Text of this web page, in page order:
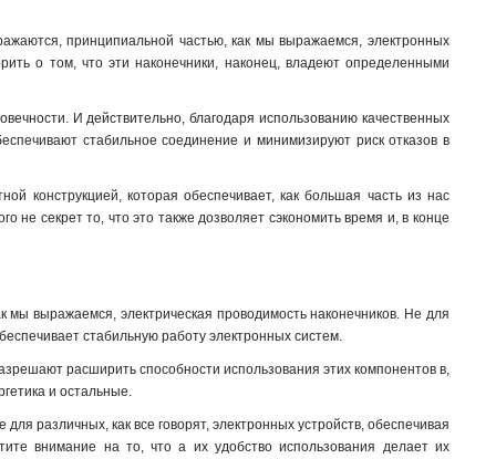
принципиальной частью, как мы выражаемся, электронных
о том, что эти наконечники, наконец, владеют определенными
И действительно, благодаря использованию качественных
стабильное соединение и минимизируют риск отказов в
конструкцией, которая обеспечивает, как большая часть из нас
не секрет то, что это также дозволяет сэкономить время и, в конце
выражаемся, электрическая проводимость наконечников. Не для
стабильную работу электронных систем.
расширить способности использования этих компонентов в,
и остальные.
различных, как все говорят, электронных устройств, обеспечивая
внимание на то, что а их удобство использования делает их